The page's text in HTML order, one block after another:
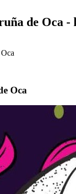
de Oca -
Oca